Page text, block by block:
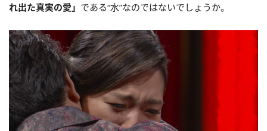
れ出た真実の愛」 である“水”なのではないでしょうか。